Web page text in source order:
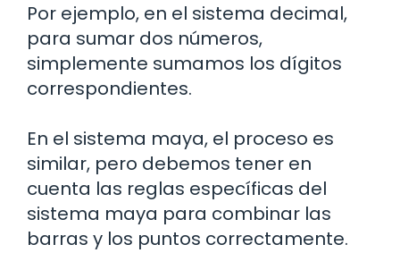
Por ejemplo, en el sistema decimal,
para sumar dos números,
simplemente sumamos los dígitos
correspondientes.
En el sistema maya, el proceso es
similar, pero debemos tener en
cuenta las reglas específicas del
sistema maya para combinar las
barras y los puntos correctamente.